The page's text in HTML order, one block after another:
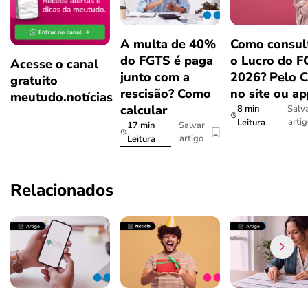
Acesse o canal
gratuito
meutudo.notícias
A multa de 40%
do FGTS é paga
junto com a
rescisão? Como
calcular
17 min
Leitura
Salvar
artigo
Como
o Lucro do
2026? Pelo
no site ou
8 min
Leitura
Relacionados